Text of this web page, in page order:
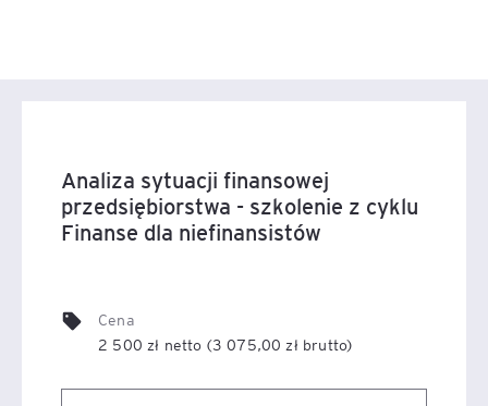
Analiza sytuacji finansowej
przedsiębiorstwa - szkolenie z cyklu
Finanse dla niefinansistów
Cena
2 500 zł netto (3 075,00 zł brutto)